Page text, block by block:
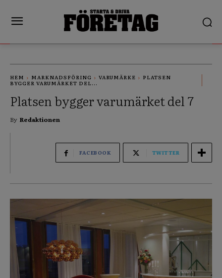
HEM MARKNADSFÖRING VARUMÄRKE
PLATSEN
BYGGER VARUMÄRKET DEL...
Platsen bygger varumärket del 7
By Redaktionen
FACEBOOK TWITTER